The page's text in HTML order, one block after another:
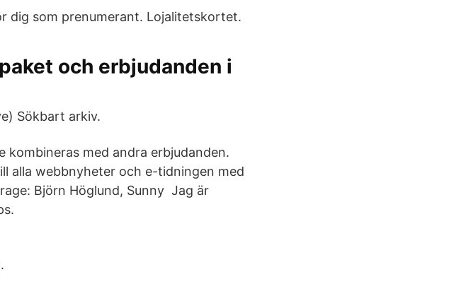
dig som prenumerant. Lojalitetskortet.
och erbjudanden i
Sökbart arkiv.
kombineras med andra erbjudanden.
alla webbnyheter och e-tidningen med
Björn Höglund, Sunny Jag är